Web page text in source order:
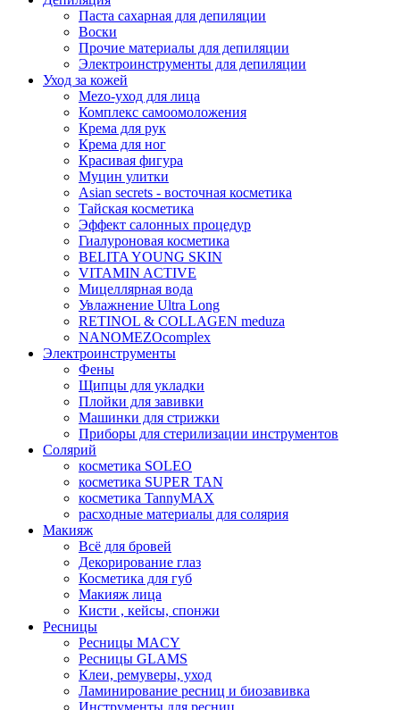
Паста сахарная для депиляции
Воски
Прочие материалы для депиляции
Электроинструменты для депиляции
Уход за кожей
Mezo-уход для лица
Комплекс самоомоложения
Крема для рук
Крема для ног
Красивая фигура
Муцин улитки
Asian seсrets - восточная косметика
Тайская косметика
Эффект салонных процедур
Гиалуроновая косметика
BELITA YOUNG SKIN
VITAMIN ACTIVE
Мицеллярная вода
Увлажнение Ultra Long
RETINOL & COLLAGEN meduza
NANOMEZOcomplex
Электроинструменты
Фены
Щипцы для укладки
Плойки для завивки
Машинки для стрижки
Приборы для стерилизации инструментов
Солярий
косметика SOLEO
косметика SUPER TAN
косметика TannyMAX
расходные материалы для солярия
Макияж
Всё для бровей
Декорирование глаз
Косметика для губ
Макияж лица
Кисти , кейсы, спонжи
Ресницы
Ресницы MACY
Ресницы GLAMS
Клеи, ремуверы, уход
Ламинирование ресниц и биозавивка